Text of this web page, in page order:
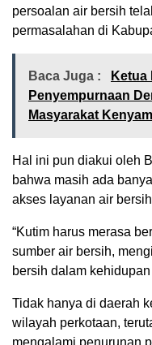
persoalan air bersih
permasalahan di
Baca Juga :
Ketua
Penyempurnaan
Masyarakat
Hal ini pun diakui oleh
bahwa masih ada
akses layanan air
“Kutim harus merasa
sumber air bersih,
bersih dalam
Tidak hanya di daerah
wilayah perkotaan,